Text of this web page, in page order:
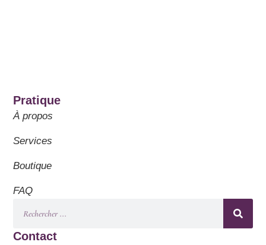
Pratique
À propos
Services
Boutique
FAQ
Contact